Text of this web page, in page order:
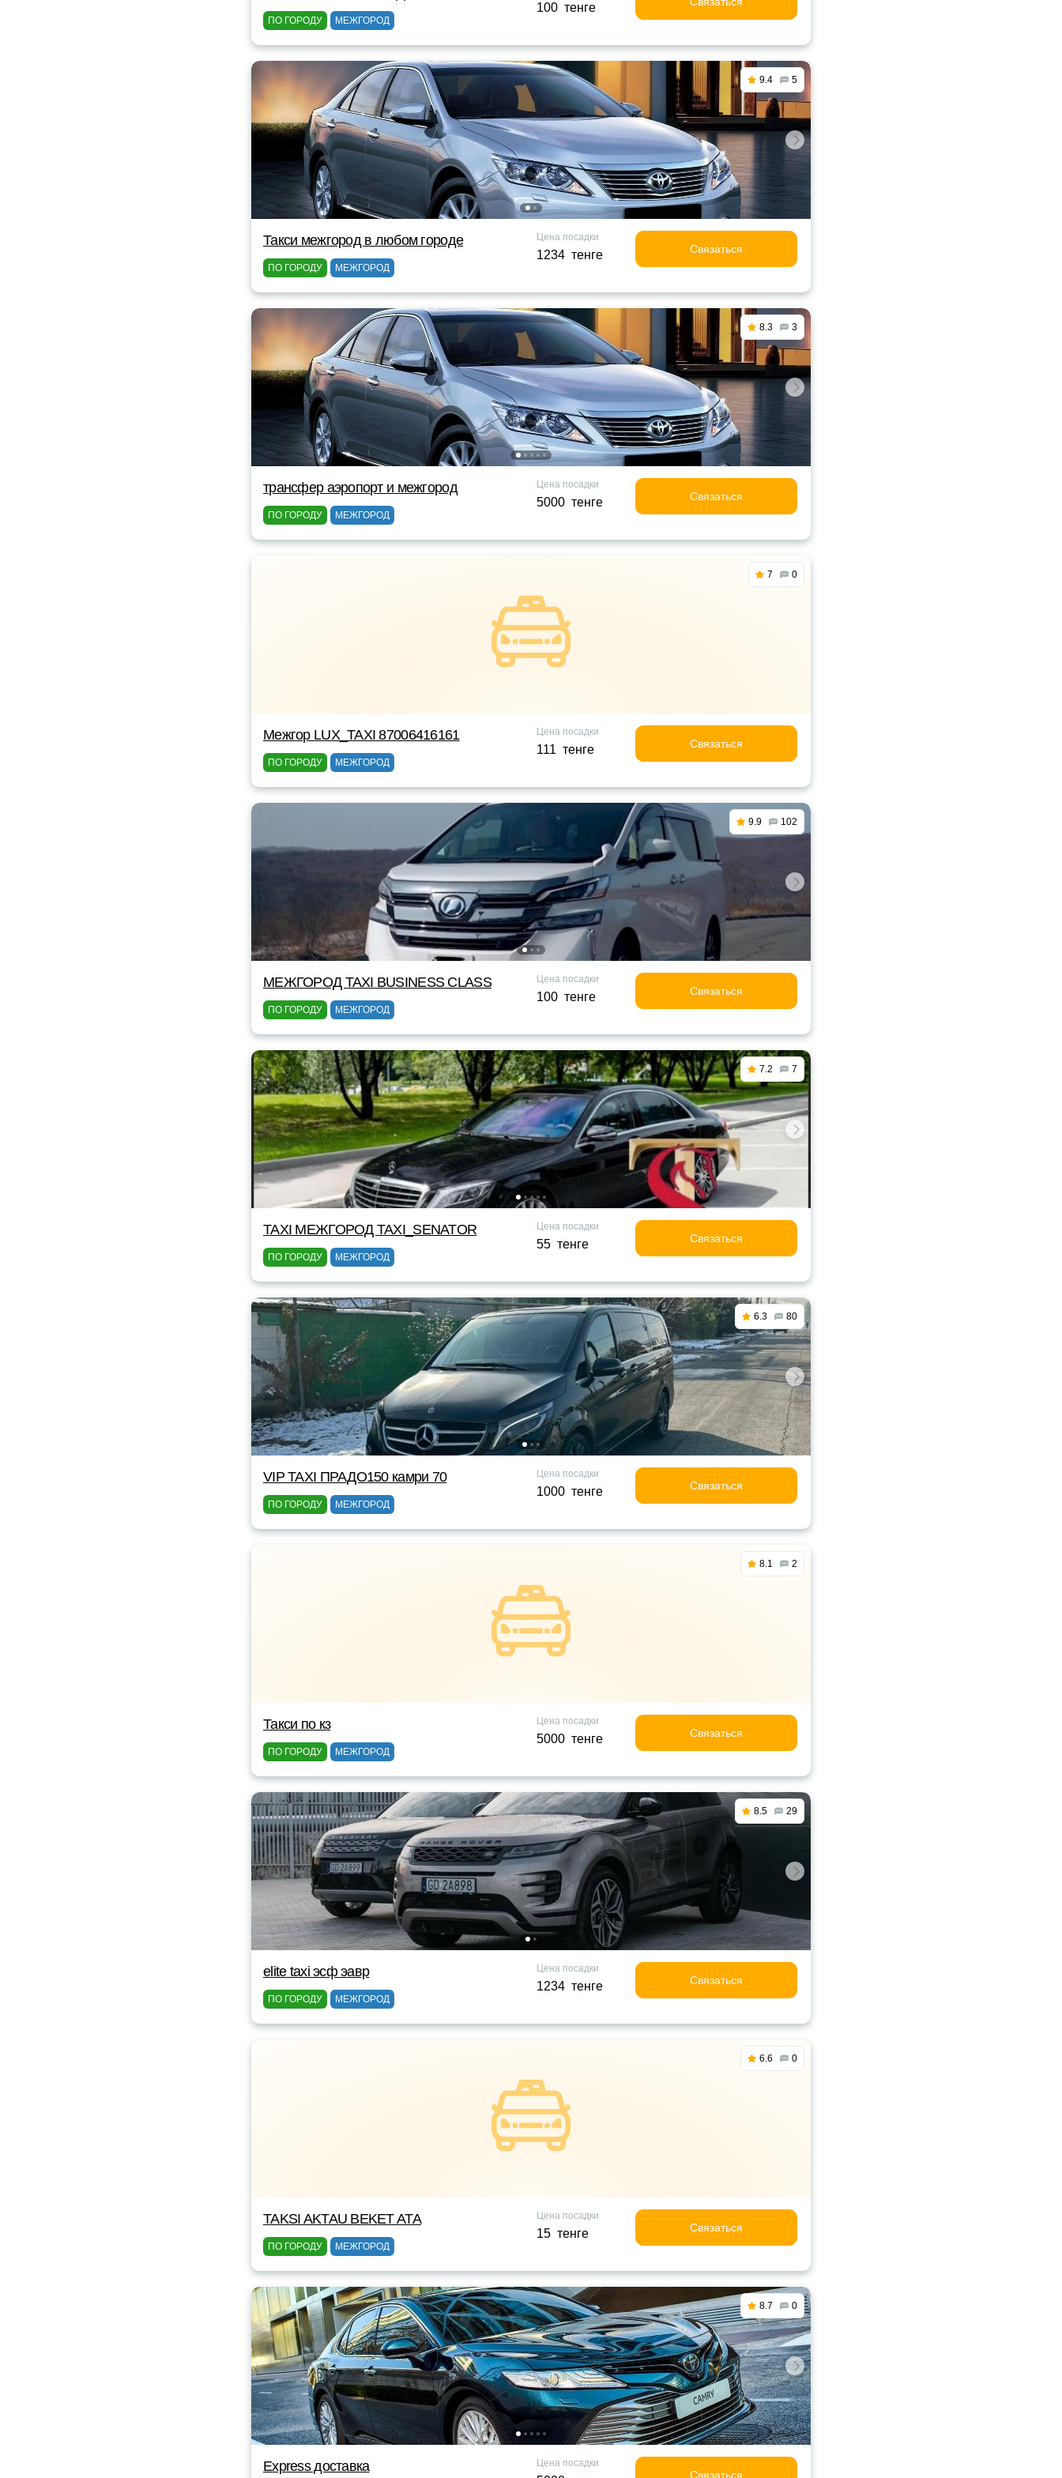
ПО ГОРОДУ МЕЖГОРОД
100 тенге
9.4 5
Такси межгород в любом городе
ПО ГОРОДУ МЕЖГОРОД
Цена посадки
1234 тенге Связаться
8.3 3
трансфер аэропорт и межгород
ПО ГОРОДУ МЕЖГОРОД
Цена посадки
5000 тенге Связаться
7 0
Межгор LUX_TAXI 87006416161
ПО ГОРОДУ МЕЖГОРОД
Цена посадки
111 тенге Связаться
9.9 102
МЕЖГОРОД TAXI BUSINESS CLASS
ПО ГОРОДУ МЕЖГОРОД
Цена посадки
100 тенге Связаться
7.2 7
TAXI МЕЖГОРОД TAXI_SENATOR
ПО ГОРОДУ МЕЖГОРОД
Цена посадки
55 тенге Связаться
6.3 80
VIP TAXI ПРАДО150 камри 70
ПО ГОРОДУ МЕЖГОРОД
Цена посадки
1000 тенге Связаться
8.1 2
Такси по кз
ПО ГОРОДУ МЕЖГОРОД
Цена посадки
5000 тенге Связаться
8.5 29
elite taxi эсф эавр
ПО ГОРОДУ МЕЖГОРОД
Цена посадки
1234 тенге Связаться
6.6 0
TAKSI AKTAU BEKET ATA
ПО ГОРОДУ МЕЖГОРОД
Цена посадки
15 тенге Связаться
8.7 0
Express доставка Цена посадки
Связаться